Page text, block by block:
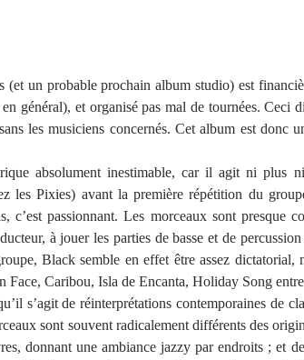
(et un probable prochain album studio) est
général), et organisé pas mal de tournées. Ceci
les musiciens concernés. Cet album est donc
absolument inestimable, car il agit ni plus
les Pixies) avant la première répétition du
c’est passionnant. Les morceaux sont presque
à jouer les parties de basse et de
Black semble en effet être assez dictatorial,
Face, Caribou, Isla de Encanta, Holiday Song
s’agit de réinterprétations contemporaines de
sont souvent radicalement différents des
donnant une ambiance jazzy par endroits ; et